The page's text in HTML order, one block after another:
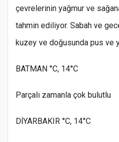
çevrelerinin yağmur ve
tahmin ediliyor. Sabah ve
kuzey ve doğusunda pus ve
BATMAN °C, 14°C
Parçalı zamanla çok bulutlu
DİYARBAKIR °C, 14°C